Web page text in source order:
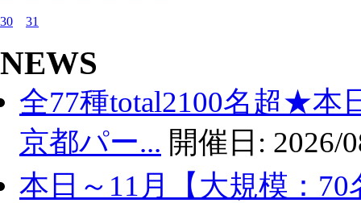
30 31
NEWS
全77種total2100名超★本
京都パー... 開催日: 2026/
本日～11月【大規模：